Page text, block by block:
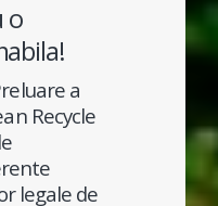
o
a
Recycle
legale de